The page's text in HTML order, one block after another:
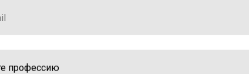
победителем
— 2025»
интеллект»